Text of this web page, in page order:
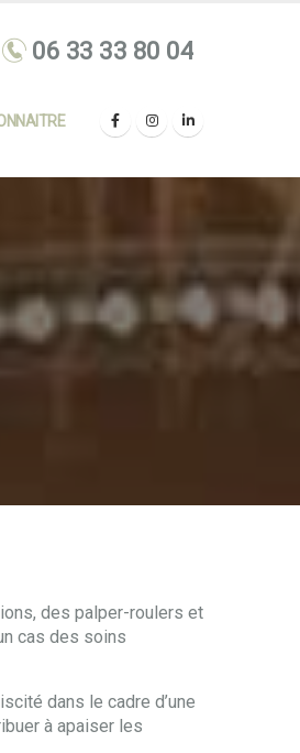
des palper-roulers et
cas des soins
dans le cadre d’une
à apaiser les